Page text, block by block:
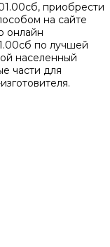
приобрести
на сайте
онлайн
по лучшей
населенный
части для